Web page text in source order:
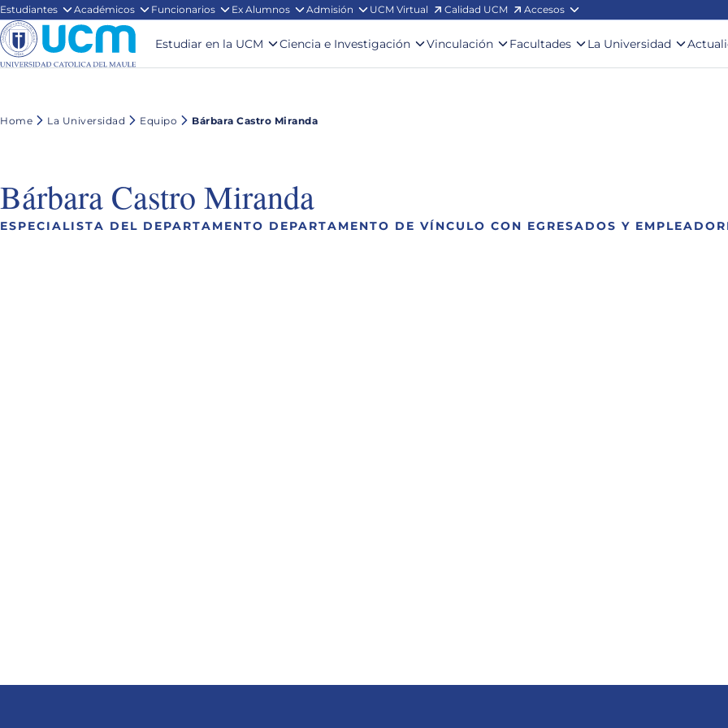
Estudiantes Académicos Funcionarios Ex Alumnos Admisión UCM Virtual Calidad UCM Accesos
Estudiar en la UCM Ciencia e Investigación Vinculación Facultades La Universidad
Home La Universidad Equipo Bárbara Castro Miranda
Bárbara Castro Miranda
ESPECIALISTA DEL DEPARTAMENTO DEPARTAMENTO DE VÍNCULO CON EGRESADOS Y